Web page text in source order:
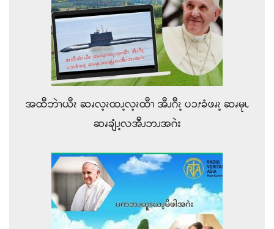
အထီဘဲၫယီၩ ဆၧလ့ၩထၪ့လ့ၩထီၫ အီၪဂီၩ့ ပၥၭခံဖၧၩ့ ဆၧမုၬ
ဆၧချံၪ့လအီၪဘၪအဂဲး